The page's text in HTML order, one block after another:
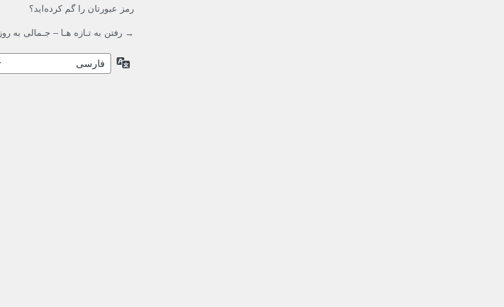
رمز عبورتان را گم کرده‌اید؟
→ رفتن به تـازه هـا – جـمالی به روز
زبان